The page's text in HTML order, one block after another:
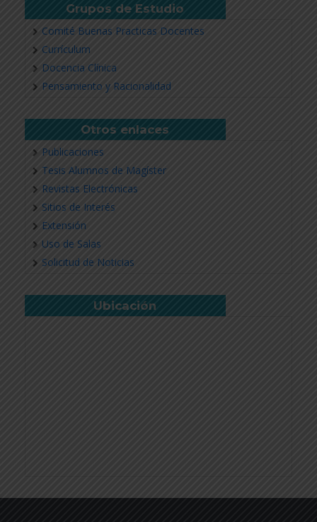
Grupos de Estudio
Comité Buenas Practicas Docentes
Currículum
Docencia Clínica
Pensamiento y Racionalidad
Otros enlaces
Publicaciones
Tesis Alumnos de Magíster
Revistas Electrónicas
Sitios de Interés
Extensión
Uso de Salas
Solicitud de Noticias
Ubicación